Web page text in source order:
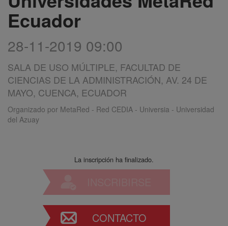
Ecuador
28-11-2019 09:00
SALA DE USO MÚLTIPLE, FACULTAD DE
CIENCIAS DE LA ADMINISTRACIÓN, AV. 24 DE
MAYO, CUENCA, ECUADOR
Organizado por MetaRed - Red CEDIA - Universia - Universidad
del Azuay
La inscripción ha finalizado.
CONTACTO